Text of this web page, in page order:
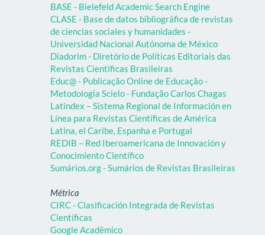
BASE - Bielefeld Academic Search Engine
CLASE - Base de datos bibliográfica de revistas
de ciencias sociales y humanidades -
Universidad Nacional Autónoma de México
Diadorim - Diretório de Políticas Editoriais das
Revistas Científicas Brasileiras
Educ@ - Publicação Online de Educação -
Metodologia Scielo - Fundação Carlos Chagas
Latindex – Sistema Regional de Información en
Línea para Revistas Científicas de América
Latina, el Caribe, Espanha e Portugal
REDIB – Red Iberoamericana de Innovación y
Conocimiento Científico
Sumários.org - Sumários de Revistas Brasileiras
Métrica
CIRC - Clasificación Integrada de Revistas
Científicas
Google Acadêmico